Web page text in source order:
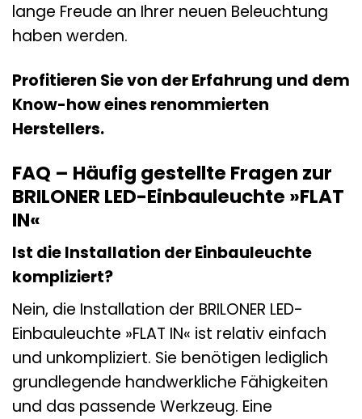
lange Freude an Ihrer neuen Beleuchtung
haben werden.
Profitieren Sie von der Erfahrung und dem
Know-how eines renommierten
Herstellers.
FAQ – Häufig gestellte Fragen zur
BRILONER LED-Einbauleuchte »FLAT
IN«
Ist die Installation der Einbauleuchte
kompliziert?
Nein, die Installation der BRILONER LED-
Einbauleuchte »FLAT IN« ist relativ einfach
und unkompliziert. Sie benötigen lediglich
grundlegende handwerkliche Fähigkeiten
und das passende Werkzeug. Eine